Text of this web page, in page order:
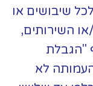
שיבושים או
השירותים,
"הגבלת
לא